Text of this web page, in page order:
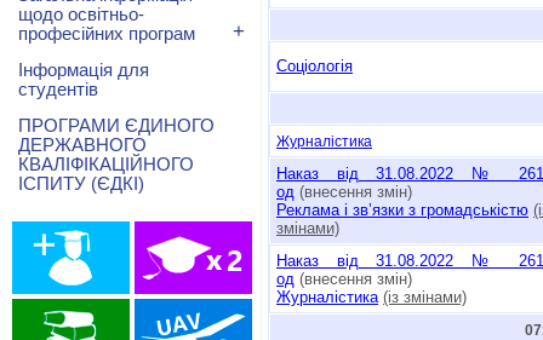
Соціологія
Журналістика
Наказ від 31.08.2022 №
од (внесення змін)
Реклама і зв’язки з громадськістю
змінами)
Наказ від 31.08.2022 №
од (внесення змін)
Журналістика (із змінами)
щодо освітньо-
професійних програм
+
Інформація для
студентів
ПРОГРАМИ ЄДИНОГО
ДЕРЖАВНОГО
КВАЛІФІКАЦІЙНОГО
ІСПИТУ (ЄДКІ)